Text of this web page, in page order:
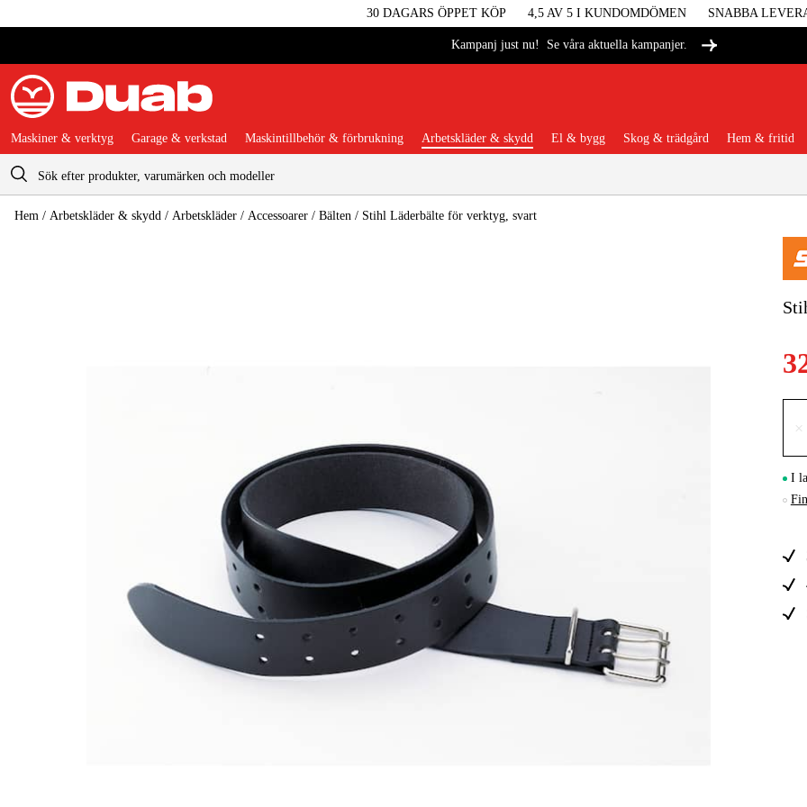
30 DAGARS ÖPPET KÖP 4,5 AV 5 I KUNDOMDÖMEN SNABBA
Kampanj just nu! Se våra aktuella kampanjer.
Varukorg
Maskiner
Maskiner & verktyg Garage & verkstad Maskintillbehör & förbrukning Arbetskläder & skydd El & bygg Skog & trädgård Hem & fritid
Hem / Arbetskläder & skydd / Arbetskläder / Accessoarer / Bälten / Stihl Läderbälte för verktyg, svart
×
I